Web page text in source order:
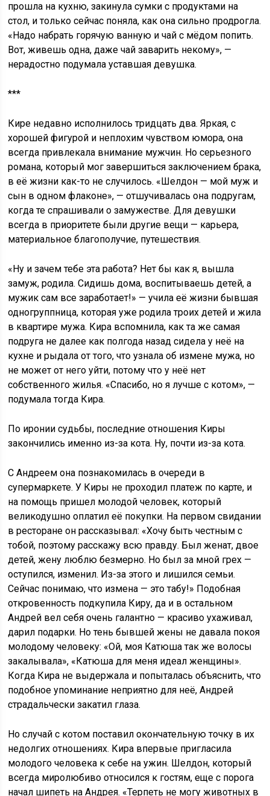
прошла на кухню, закинула сумки с продуктами на
стол, и только сейчас поняла, как она сильно продрогла.
«Надо набрать горячую ванную и чай с мёдом попить.
Вот, живешь одна, даже чай заварить некому», —
нерадостно подумала уставшая девушка.
***
Кире недавно исполнилось тридцать два. Яркая, с
хорошей фигурой и неплохим чувством юмора, она
всегда привлекала внимание мужчин. Но серьезного
романа, который мог завершиться заключением брака,
в её жизни как-то не случилось. «Шелдон — мой муж и
сын в одном флаконе», — отшучивалась она подругам,
когда те спрашивали о замужестве. Для девушки
всегда в приоритете были другие вещи — карьера,
материальное благополучие, путешествия.
«Ну и зачем тебе эта работа? Нет бы как я, вышла
замуж, родила. Сидишь дома, воспитываешь детей, а
мужик сам все заработает!» — учила её жизни бывшая
одногруппница, которая уже родила троих детей и жила
в квартире мужа. Кира вспомнила, как та же самая
подруга не далее как полгода назад сидела у неё на
кухне и рыдала от того, что узнала об измене мужа, но
не может от него уйти, потому что у неё нет
собственного жилья. «Спасибо, но я лучше с котом», —
подумала тогда Кира.
По иронии судьбы, последние отношения Киры
закончились именно из-за кота. Ну, почти из-за кота.
С Андреем она познакомилась в очереди в
супермаркете. У Киры не проходил платеж по карте, и
на помощь пришел молодой человек, который
великодушно оплатил её покупки. На первом свидании
в ресторане он рассказывал: «Хочу быть честным с
тобой, поэтому расскажу всю правду. Был женат, двое
детей, жену люблю безмерно. Но был за мной грех —
оступился, изменил. Из-за этого и лишился семьи.
Сейчас понимаю, что измена — это табу!» Подобная
откровенность подкупила Киру, да и в остальном
Андрей вел себя очень галантно — красиво ухаживал,
дарил подарки. Но тень бывшей жены не давала покоя
молодому человеку: «Ой, моя Катюша так же волосы
закалывала», «Катюша для меня идеал женщины».
Когда Кира не выдержала и попыталась объяснить, что
подобное упоминание неприятно для неё, Андрей
страдальчески закатил глаза.
Но случай с котом поставил окончательную точку в их
недолгих отношениях. Кира впервые пригласила
молодого человека к себе на ужин. Шелдон, который
всегда миролюбиво относился к гостям, еще с порога
начал шипеть на Андрея. «Терпеть не могу животных в